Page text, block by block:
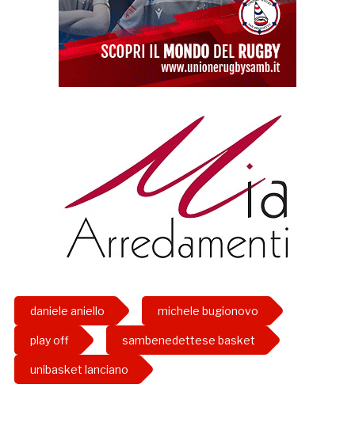
daniele aniello michele bugionovo
play off sambenedettese basket
unibasket lanciano